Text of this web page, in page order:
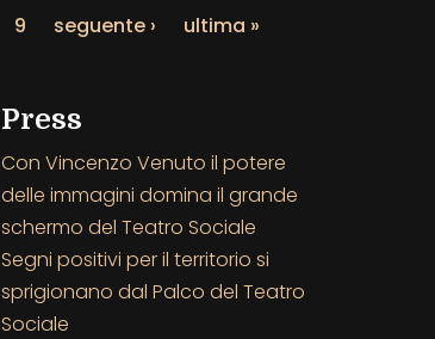
9
seguente › ultima »
Press
Con Vincenzo Venuto il potere
delle immagini domina il grande
schermo del Teatro Sociale
Segni positivi per il territorio si
sprigionano dal Palco del Teatro
Sociale